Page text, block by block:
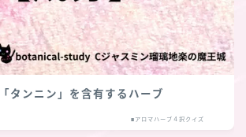
タンニン」を含有するハーブ
■アロマハーブ４択クイズ